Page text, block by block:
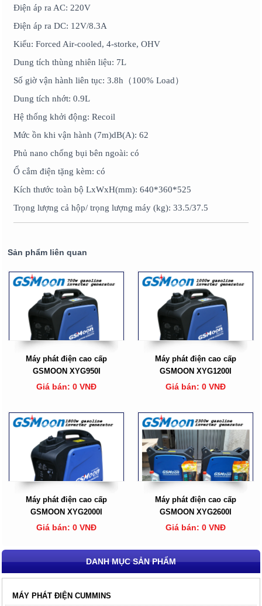
Điện áp ra AC: 220V
Điện áp ra DC: 12V/8.3A
Kiểu: Forced Air-cooled, 4-storke, OHV
Dung tích thùng nhiên liệu: 7L
Số giờ vận hành liên tục: 3.8h（100% Load）
Dung tích nhớt: 0.9L
Hệ thống khởi động: Recoil
Mức ồn khi vận hành (7m)dB(A): 62
Phủ nano chống bụi bên ngoài: có
Ổ cắm điện tặng kèm: có
Kích thước toàn bộ LxWxH(mm): 640*360*525
Trọng lượng cả hộp/ trọng lượng máy (kg): 33.5/37.5
Sản phẩm liên quan
Máy phát điện cao cấp
GSMOON XYG950I
Giá bán: 0 VNĐ
Máy phát điện cao cấp
GSMOON XYG1200I
Giá bán: 0 VNĐ
Máy phát điện cao cấp
GSMOON XYG2000I
Giá bán: 0 VNĐ
Máy phát điện cao cấp
GSMOON XYG2600I
Giá bán: 0 VNĐ
DANH MỤC SẢN PHẨM
MÁY PHÁT ĐIỆN CUMMINS